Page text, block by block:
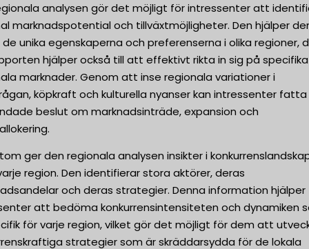
analysen gör det möjligt för intressenter att
marknadspotential och tillväxtmöjligheter. Den hjälper
unika egenskaperna och preferenserna i olika regioner,
hjälper också till att effektivt rikta in sig på specifika
marknader. Genom att inse regionala variationer i
köpkraft och kulturella nyanser kan intressenter fatta
beslut om marknadsinträde, expansion och
ger den regionala analysen insikter i
region. Den identifierar stora aktörer, deras
och deras strategier. Denna information hjälper
att bedöma konkurrensintensiteten och dynamiken
för varje region, vilket gör det möjligt för dem att
strategier som är skräddarsydda för de lokala